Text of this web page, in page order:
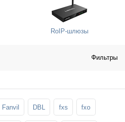
RoIP-шлюзы
Фильтры
Fanvil DBL fxs fxo
панелей и